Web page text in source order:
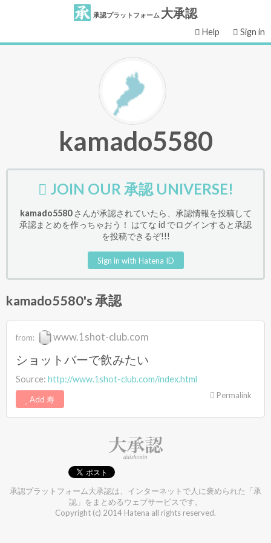
承認プラットフォーム 大承認
Help Sign in
kamado5580
JOIN OUR 承認 UNIVERSE!
kamado5580さんが承認されていたら、承認情報を投稿して
承認まとめを作っちゃおう！ はてな id でログインすると承認
を投稿できるぞ!!!
Sign in with Hatena ID
kamado5580's 承認
from: www.1shot-club.com
ショットバーで飲みたい
Source: http://www.1shot-club.com/index.html
Add 寿 Permalink
承認プラットフォーム大承認は、インターネットで人に褒められた「承
認」をまとめるウェブサービスです。
Copyright (c) 2014 Hatena all rights reserved.